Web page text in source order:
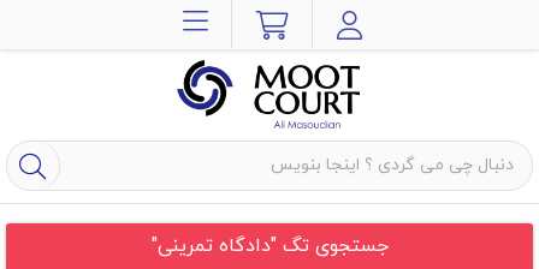
جستجوی تگ "دادگاه تمرینی"